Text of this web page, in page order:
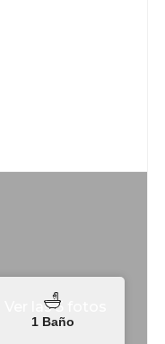
Ver las 5 fotos
1 Baño